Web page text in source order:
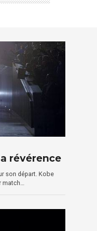
révérence
son départ. Kobe